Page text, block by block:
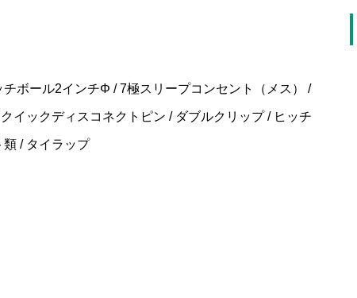
ボール2インチΦ / 7極スリープコンセント（メス） /
イックディスコネクトピン / ダブルクリップ / ヒッチ
/ タイラップ